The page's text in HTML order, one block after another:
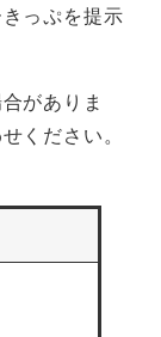
っぷを提示
がありま
ください。